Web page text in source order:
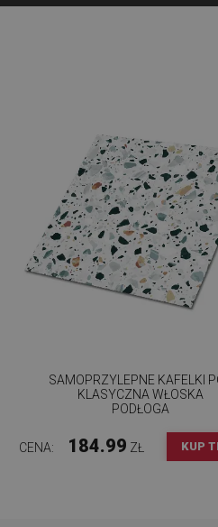
SAMOPRZYLEPNE KAFELKI
KLASYCZNA WŁOSKA
PODŁOGA
CENA: 184.99 ZŁ KUP